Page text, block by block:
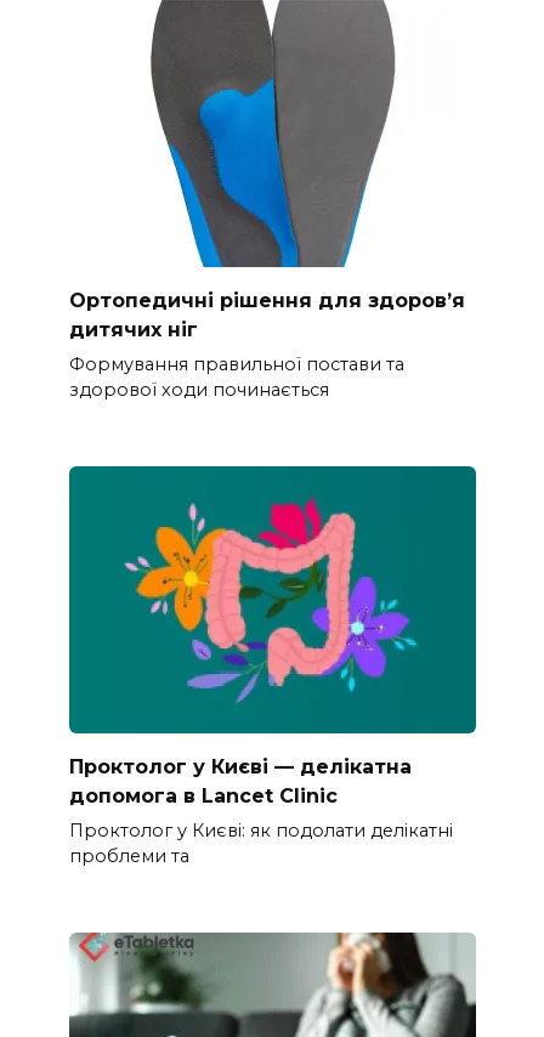
Ортопедичні рішення для здоров’я
дитячих ніг
Формування правильної постави та
здорової ходи починається
Проктолог у Києві — делікатна
допомога в Lancet Clinic
Проктолог у Києві: як подолати делікатні
проблеми та